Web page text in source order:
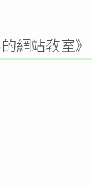
網站教室》